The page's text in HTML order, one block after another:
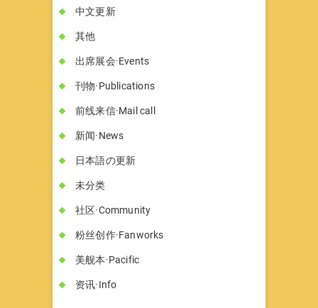
中文更新
其他
出席展会·Events
刊物·Publications
前线来信·Mail call
新闻·News
日本語の更新
未分类
社区·Community
粉丝创作·Fanworks
美舰本·Pacific
资讯·Info